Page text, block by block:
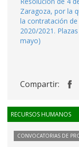
Zaragoza, por la
la contratación
2020/2021.
mayo)
Compartir:
RECURSOS HUMANOS
CONVOCATORIAS DE